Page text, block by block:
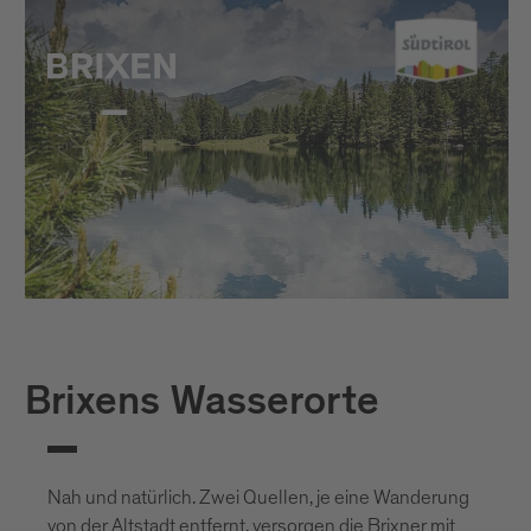
Brixens Wasserorte
Nah und natürlich. Zwei Quellen, je eine Wanderung
von der Altstadt entfernt, versorgen die Brixner mit